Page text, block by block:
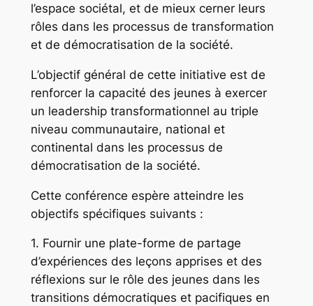
l’espace sociétal, et de mieux cerner leurs
rôles dans les processus de transformation
et de démocratisation de la société.
L’objectif général de cette initiative est de
renforcer la capacité des jeunes à exercer
un leadership transformationnel au triple
niveau communautaire, national et
continental dans les processus de
démocratisation de la société.
Cette conférence espère atteindre les
objectifs spécifiques suivants :
1. Fournir une plate-forme de partage
d’expériences des leçons apprises et des
réflexions sur le rôle des jeunes dans les
transitions démocratiques et pacifiques en